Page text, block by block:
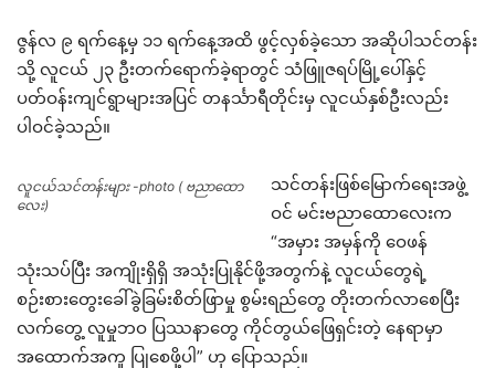
ဇွန်လ ၉ ရက်နေ့မှ ၁၁ ရက်နေ့အထိ ဖွင့်လှစ်ခဲ့သော အဆိုပါသင်တန်း
သို့ လူငယ် ၂၃ ဦးတက်ရောက်ခဲ့ရာတွင် သံဖြူဇရပ်မြို့ပေါ်နှင့်
ပတ်ဝန်းကျင်ရွာများအပြင် တနင်္သာရီတိုင်းမှ လူငယ်နှစ်ဦးလည်း
ပါဝင်ခဲ့သည်။
လူငယ်သင်တန်းများ -photo ( ဗညာထော
လေး)
သင်တန်းဖြစ်မြောက်ရေးအဖွဲ့
ဝင် မင်းဗညာထောလေးက
“အမှား အမှန်ကို ဝေဖန်
သုံးသပ်ပြီး အကျိုးရှိရှိ အသုံးပြုနိုင်ဖို့အတွက်နဲ့ လူငယ်တွေရဲ့
စဉ်းစားတွေးခေါ်ခွဲခြမ်းစိတ်ဖြာမှု စွမ်းရည်တွေ တိုးတက်လာစေပြီး
လက်တွေ့ လူမှုဘဝ ပြဿနာတွေ ကိုင်တွယ်ဖြေရှင်းတဲ့ နေရာမှာ
အထောက်အကူ ပြုစေဖို့ပါ” ဟု ပြောသည်။